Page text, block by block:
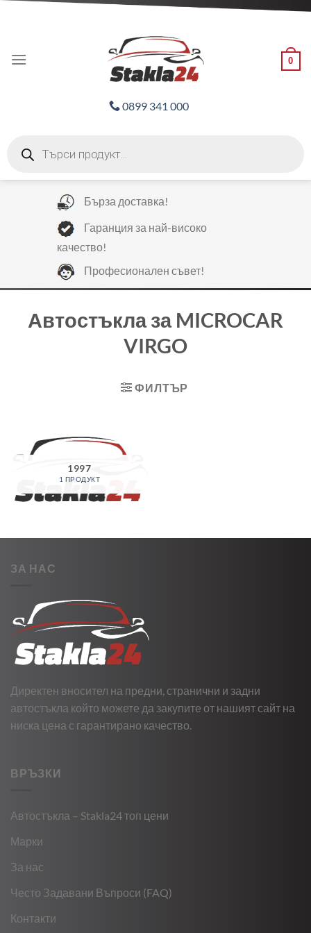
0
0899 341 000
search
Бърза доставка!
Гаранция за най-високо
качество!
Професионален съвет!
Автостъкла за MICROCAR
VIRGO
ФИЛТЪР
1997
1 ПРОДУКТ
ЗА НАС
Директен вносител на предни, странични и задни
автостъкла който можете да закупите от нашият сайт на
ниска цена с гарантирано качество.
ВРЪЗКИ
Автостъкла – Stakla24 топ цени
Марки
За нас
Често Задавани Въпроси (FAQ)
Контакти